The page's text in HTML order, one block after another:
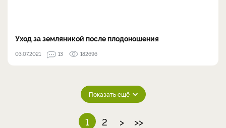
Уход за земляникой после плодоношения
03.07.2021 13 182696
Показать ещё
1 2 > >>